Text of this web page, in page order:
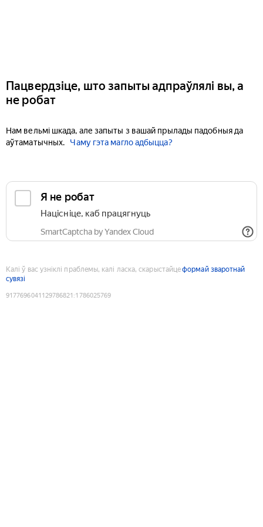
Пацвердзіце, што запыты адпраўлялі вы, а
не робат
Нам вельмі шкада, але запыты з вашай прылады падобныя да
аўтаматычных.
Чаму гэта магло адбыцца?
Я не робат
Націсніце, каб працягнуць
SmartCaptcha by Yandex Cloud
Калі ў вас узніклі праблемы, калі ласка, скарыстайцеформай зваротнай
сувязі
9177696041129786821 :1786025769